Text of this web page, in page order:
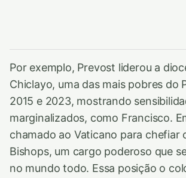
Por exemplo, Prevost liderou a
Chiclayo, uma das mais pobres do
2015 e 2023, mostrando
marginalizados, como Francisco.
chamado ao Vaticano para chefiar
Bishops, um cargo poderoso que
no mundo todo. Essa posição o